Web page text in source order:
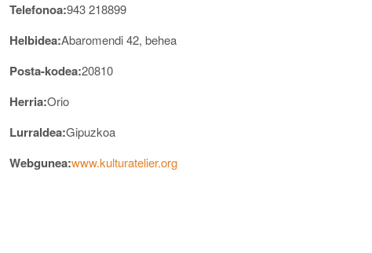
Telefonoa:943 218899
Helbidea:Abaromendi 42, behea
Posta-kodea:20810
Herria:Orio
Lurraldea:Gipuzkoa
Webgunea:www.kulturatelier.org